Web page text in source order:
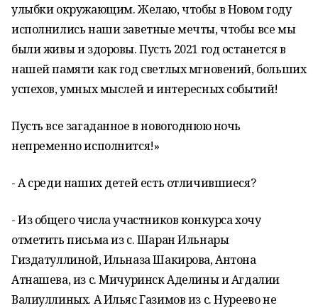
улыбки окружающим. Желаю, чтобы в Новом году
исполнились наши заветные мечты, чтобы все мы
были живы и здоровы. Пусть 2021 год останется в
нашей памяти как год светлых мгновений, больших
успехов, умных мыслей и интересных событий!
Пусть все загаданное в новогоднюю ночь
непременно исполнится!»
- А среди наших детей есть отличившиеся?
- Из общего числа участников конкурса хочу
отметить письма из с. Шаран Ильнары
Гиздатуллиной, Ильназа Шакирова, Антона
Атнашева, из с. Мичуринск Аделины и Агдалии
Валиуллиных. А Ильяс Газимов из с. Нуреево не